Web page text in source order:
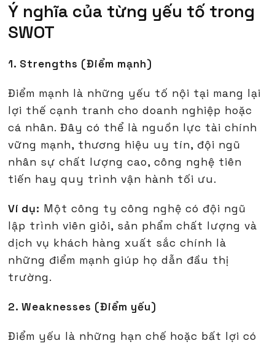
Ý nghĩa của từng yếu tố trong
SWOT
1. Strengths (Điểm mạnh)
Điểm mạnh là những yếu tố nội tại mang lại
lợi thế cạnh tranh cho doanh nghiệp hoặc
cá nhân. Đây có thể là nguồn lực tài chính
vững mạnh, thương hiệu uy tín, đội ngũ
nhân sự chất lượng cao, công nghệ tiên
tiến hay quy trình vận hành tối ưu.
Ví dụ: Một công ty công nghệ có đội ngũ
lập trình viên giỏi, sản phẩm chất lượng và
dịch vụ khách hàng xuất sắc chính là
những điểm mạnh giúp họ dẫn đầu thị
trường.
2. Weaknesses (Điểm yếu)
Điểm yếu là những hạn chế hoặc bất lợi có